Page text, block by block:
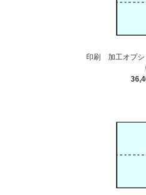
印刷 加工オプ